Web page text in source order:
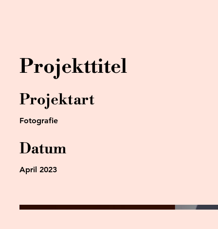
Projekttitel
Projektart
Fotografie
Datum
April 2023